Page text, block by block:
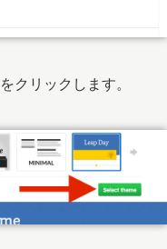
をクリックします。